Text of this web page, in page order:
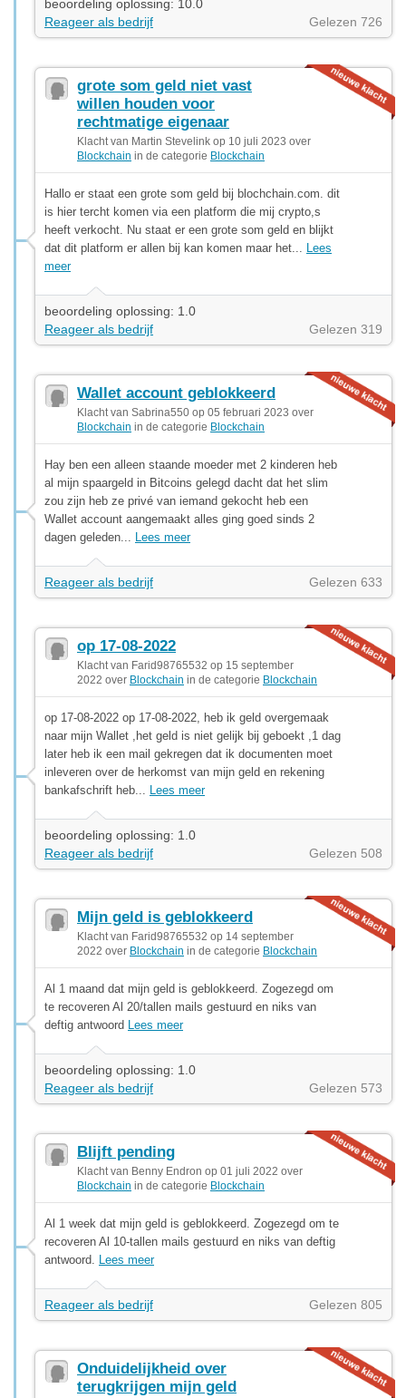
beoordeling oplossing: 10.0
Reageer als bedrijf
Gelezen 726
grote som geld niet vast
willen houden voor
rechtmatige eigenaar
Klacht van Martin Stevelink op 10 juli 2023 over
Blockchain in de categorie Blockchain
Hallo er staat een grote som geld bij blochchain.com. dit
is hier tercht komen via een platform die mij crypto,s
heeft verkocht. Nu staat er een grote som geld en blijkt
dat dit platform er allen bij kan komen maar het... Lees
meer
beoordeling oplossing: 1.0
Reageer als bedrijf
Gelezen 319
Wallet account geblokkeerd
Klacht van Sabrina550 op 05 februari 2023 over
Blockchain in de categorie Blockchain
Hay ben een alleen staande moeder met 2 kinderen heb
al mijn spaargeld in Bitcoins gelegd dacht dat het slim
zou zijn heb ze privé van iemand gekocht heb een
Wallet account aangemaakt alles ging goed sinds 2
dagen geleden... Lees meer
Reageer als bedrijf Gelezen 633
op 17-08-2022
Klacht van Farid98765532 op 15 september
2022 over Blockchain in de categorie Blockchain
op 17-08-2022 op 17-08-2022, heb ik geld overgemaak
naar mijn Wallet ,het geld is niet gelijk bij geboekt ,1 dag
later heb ik een mail gekregen dat ik documenten moet
inleveren over de herkomst van mijn geld en rekening
bankafschrift heb... Lees meer
beoordeling oplossing: 1.0
Reageer als bedrijf
Gelezen 508
Mijn geld is geblokkeerd
Klacht van Farid98765532 op 14 september
2022 over Blockchain in de categorie Blockchain
Al 1 maand dat mijn geld is geblokkeerd. Zogezegd om
te recoveren Al 20/tallen mails gestuurd en niks van
deftig antwoord Lees meer
beoordeling oplossing: 1.0
Reageer als bedrijf
Gelezen 573
Blijft pending
Klacht van Benny Endron op 01 juli 2022 over
Blockchain in de categorie Blockchain
Al 1 week dat mijn geld is geblokkeerd. Zogezegd om te
recoveren Al 10-tallen mails gestuurd en niks van deftig
antwoord. Lees meer
Reageer als bedrijf Gelezen 805
Onduidelijkheid over
terugkrijgen mijn geld